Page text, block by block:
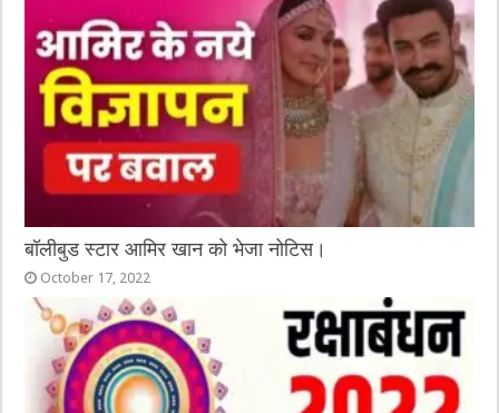
बॉलीबुड स्टार आमिर खान को भेजा नोटिस।
October 17, 2022